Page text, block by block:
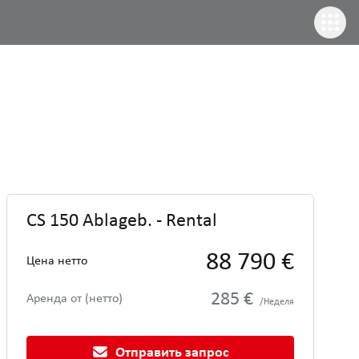
CS 150 Ablageb. - Rental
Цена нетто 88 790 €
Аренда от (нетто) 285 € /Неделя
Отправить запрос